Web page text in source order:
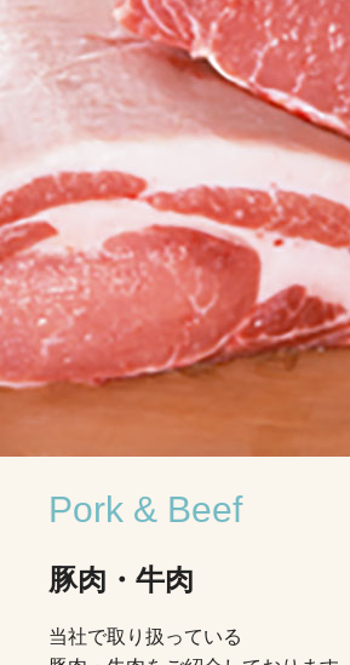
Pork & Beef
豚肉・牛肉
当社で取り扱っている